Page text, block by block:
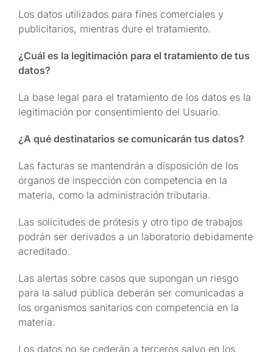
Los datos utilizados para fines comerciales y
publicitarios, mientras dure el tratamiento.
¿Cuál es la legitimación para el tratamiento de tus
datos?
La base legal para el tratamiento de los datos es la
legitimación por consentimiento del Usuario.
¿A qué destinatarios se comunicarán tus datos?
Las facturas se mantendrán a disposición de los
órganos de inspección con competencia en la
materia, como la administración tributaria.
Las solicitudes de prótesis y otro tipo de trabajos
podrán ser derivados a un laboratorio debidamente
acreditado.
Las alertas sobre casos que supongan un riesgo
para la salud pública deberán ser comunicadas a
los organismos sanitarios con competencia en la
materia.
Los datos no se cederán a terceros salvo en los